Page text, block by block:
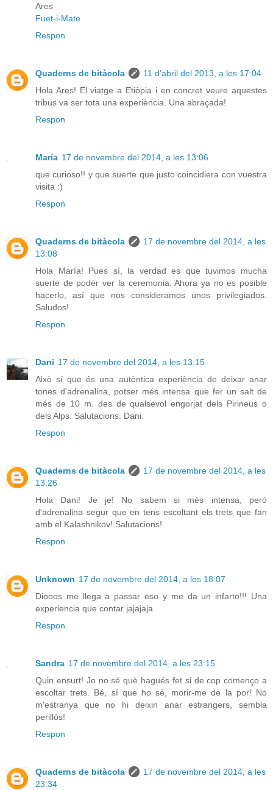
Ares
Fuet-i-Mate
Respon
Quaderns de bitàcola
11 d’abril del 2013, a les 17:04
Hola Ares! El viatge a Etiòpia i en concret veure aquestes
tribus va ser tota una experiència. Una abraçada!
Respon
María 17 de novembre del 2014, a les 13:06
que curioso!! y que suerte que justo coincidiera con vuestra
visita :)
Respon
Quaderns de bitàcola
17 de novembre del 2014, a les
13:08
Hola María! Pues sí, la verdad es que tuvimos mucha
suerte de poder ver la ceremonia. Ahora ya no es posible
hacerlo, así que nos consideramos unos privilegiados.
Saludos!
Respon
Dani 17 de novembre del 2014, a les 13:15
Això sí que és una autèntica experiència de deixar anar
tones d'adrenalina, potser més intensa que fer un salt de
més de 10 m. des de qualsevol engorjat dels Pirineus o
dels Alps. Salutacions. Dani.
Respon
Quaderns de bitàcola
17 de novembre del 2014, a les
13:26
Hola Dani! Je je! No sabem si més intensa, però
d'adrenalina segur que en tens escoltant els trets que fan
amb el Kalashnikov! Salutacions!
Respon
Unknown 17 de novembre del 2014, a les 18:07
Diooos me llega a passar eso y me da un infarto!!! Una
experiencia que contar jajajaja
Respon
Sandra 17 de novembre del 2014, a les 23:15
Quin ensurt! Jo no sé què hagués fet si de cop començo a
escoltar trets. Bé, sí que ho sé, morir-me de la por! No
m'estranya que no hi deixin anar estrangers, sembla
perillós!
Respon
Quaderns de bitàcola
17 de novembre del 2014, a les
23:34